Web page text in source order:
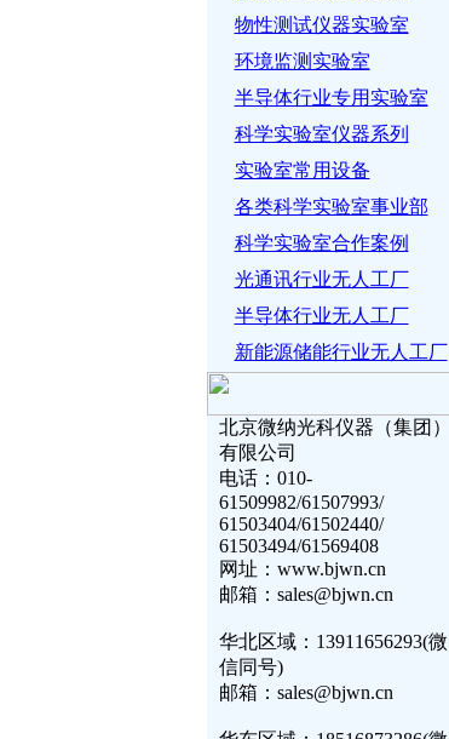
物性测试仪器实验室
环境监测实验室
半导体行业专用实验室
科学实验室仪器系列
实验室常用设备
各类科学实验室事业部
科学实验室合作案例
光通讯行业无人工厂
半导体行业无人工厂
新能源储能行业无人工厂
北京微纳光科仪器（集团）
有限公司
电话：010-
61509982/61507993/
61503404/61502440/
61503494/61569408
网址：www.bjwn.cn
邮箱：sales@bjwn.cn
华北区域：13911656293(微
信同号)
邮箱：sales@bjwn.cn